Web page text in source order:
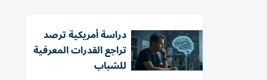
دراسة أمريكية ترصد
تراجع القدرات المعرفية
للشباب